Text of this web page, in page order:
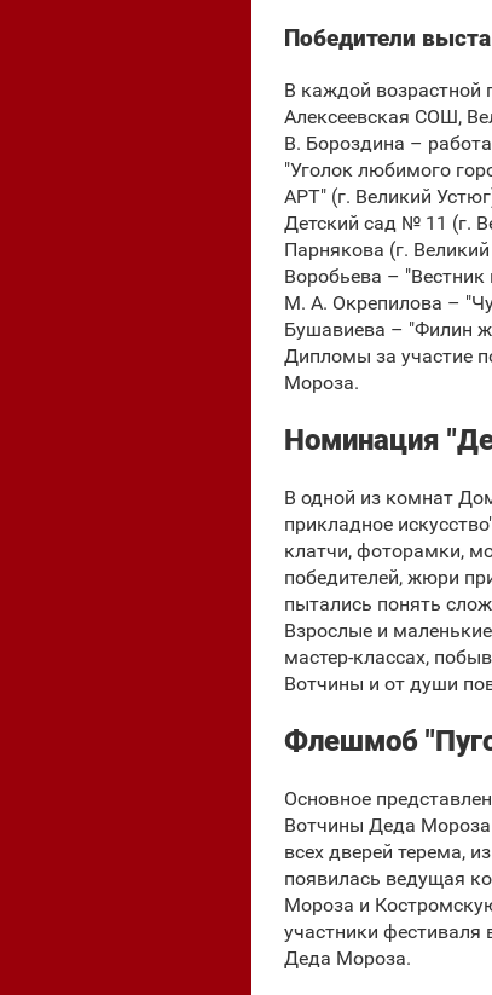
Победители
В каждой возрастной
Алексеевская СОШ,
В. Бороздина –
"Уголок любимого
АРТ" (г. Великий
Детский сад № 11 (г.
Парнякова (г.
Воробьева –
М. А. Окрепилова –
Бушавиева – "Филин
Дипломы за участие
Мороза.
Номинация
В одной из комнат
прикладное
клатчи, фоторамки,
победителей, жюри
пытались понять
Взрослые и
мастер-классах,
Вотчины и от души
Флешмоб
Основное
Вотчины Деда
всех дверей терема,
появилась ведущая
Мороза и
участники
Деда Мороза.